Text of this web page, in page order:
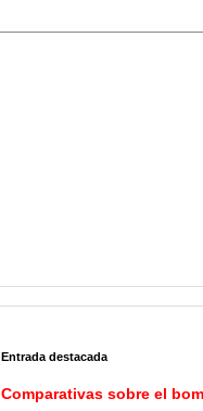
Entrada destacada
Comparativas sobre el